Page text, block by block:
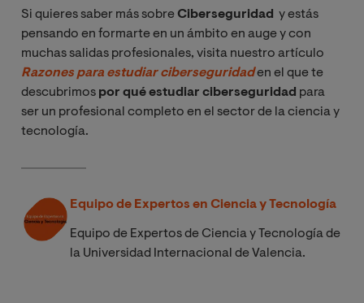
Si quieres saber más sobreCiberseguridad y estás
pensando en formarte en un ámbito en auge y con
muchas salidas profesionales, visita nuestro artículo
Razones para estudiar ciberseguridaden el que te
descubrimos por qué estudiar ciberseguridad para
ser un profesional completo en el sector de la ciencia y
tecnología.
Equipo de Expertos en Ciencia y Tecnología
Equipo de Expertos de Ciencia y Tecnología de
la Universidad Internacional de Valencia.